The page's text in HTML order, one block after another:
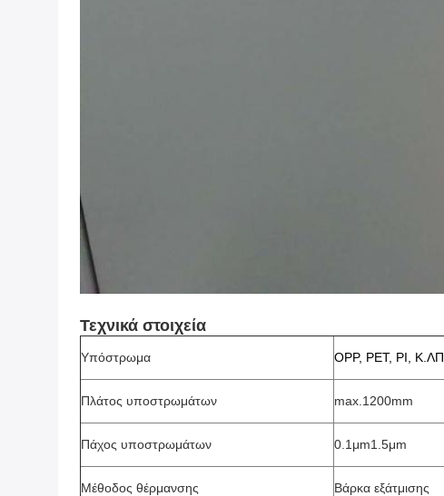
Τεχνικά στοιχεία
Υπόστρωμα OPP, PET, PI, Κ.ΛΠ.
Πλάτος υποστρωμάτων max.1200mm
Πάχος υποστρωμάτων 0.1μm1.5μm
Μέθοδος θέρμανσης Βάρκα εξάτμισης